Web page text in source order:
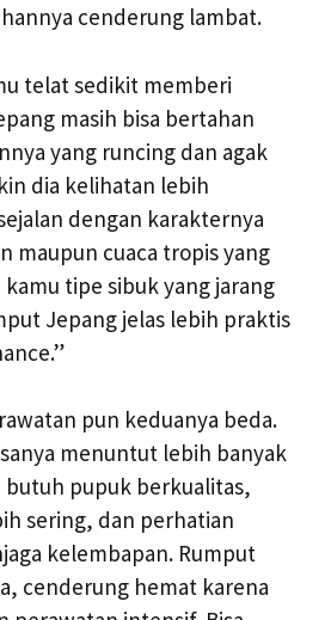
cenderung lambat.
telat sedikit memberi
masih bisa bertahan
yang runcing dan agak
dia kelihatan lebih
dengan karakternya
maupun cuaca tropis yang
kamu tipe sibuk yang jarang
Jepang jelas lebih praktis
pun keduanya beda.
menuntut lebih banyak
butuh pupuk berkualitas,
sering, dan perhatian
kelembapan. Rumput
cenderung hemat karena